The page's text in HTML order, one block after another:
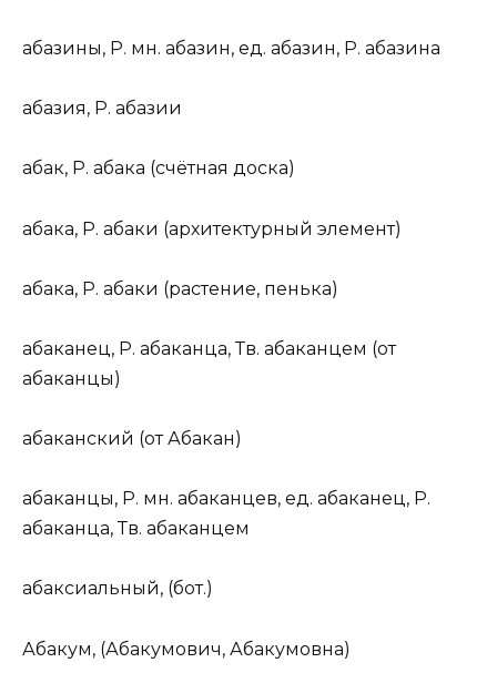
абазины, Р. мн. абазин, ед. абазин, Р. абазина
абазия, Р. абазии
абак, Р. абака (счётная доска)
абака, Р. абаки (архитектурный элемент)
абака, Р. абаки (растение, пенька)
абаканец, Р. абаканца,Тв. абаканцем (от
абаканцы)
абаканский (отАбакан)
абаканцы, Р. мн. абаканцев, ед. абаканец, Р.
абаканца,Тв. абаканцем
абаксиальный, (бот.)
Абакум, (Абакумович, Абакумовна)